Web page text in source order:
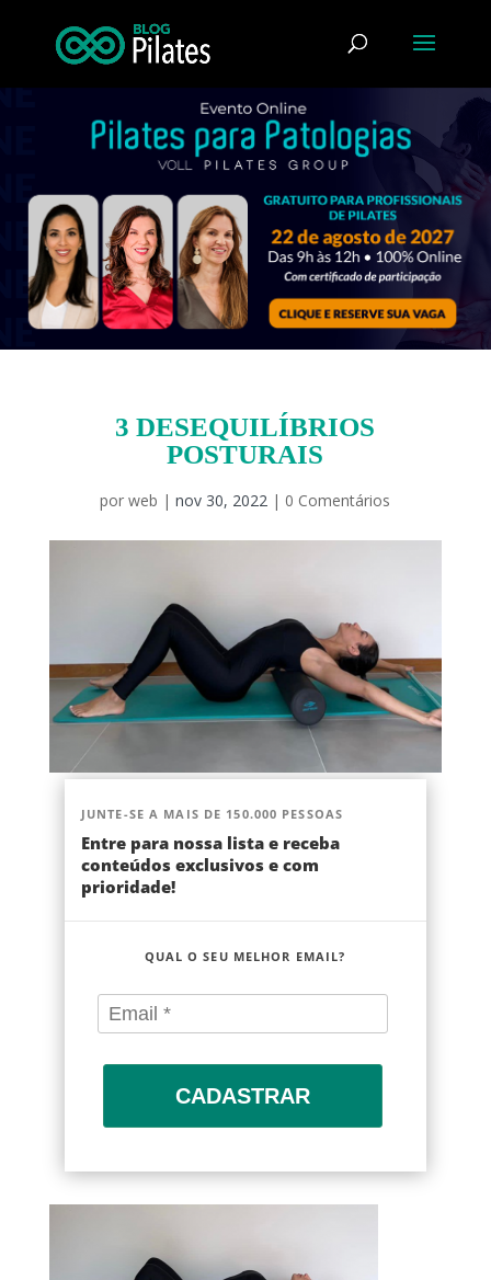
3 DESEQUILÍBRIOS
POSTURAIS
porweb |nov 30, 2022 | 0 Comentários
JUNTE-SE A MAIS DE 150.000 PESSOAS
Entre para nossa lista e receba
conteúdos exclusivos e com
prioridade!
QUAL O SEU MELHOR EMAIL?
CADASTRAR